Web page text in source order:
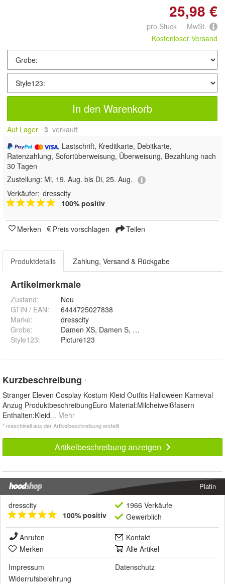
25,98 €
pro Stuck MwSt.
Kostenloser Versand
In den Warenkorb
Auf Lager 3 verkauft
, Lastschrift, Kreditkarte, Debitkarte,
Ratenzahlung, Sofortüberweisung, Überweisung, Bezahlung nach
30 Tagen
Zustellung: Mi, 19. Aug. bis Di, 25. Aug.
Verkäufer: dresscity
100% positiv
Merken Preis vorschlagen Teilen
Produktdetails Zahlung, Versand & Rückgabe
Artikelmerkmale
Zustand:
Neu
GTIN / EAN:
6444725027838
Marke:
dresscity
Grobe:
Style123: Picture123
Kurzbeschreibung *
Stranger Eleven Cosplay Kostum Kleid Outfits Halloween Karneval
Anzug ProduktbeschreibungEuro Material:Milcheiweißfasern
Enthalten:Kleid... Mehr
* maschinell aus der Artikelbeschreibung erstellt
Artikelbeschreibung anzeigen
Platin
dresscity
100% positiv
1966 Verkäufe
Gewerblich
Anrufen
Kontakt
Merken
Alle Artikel
Impressum
Datenschutz
Widerrufsbelehrung